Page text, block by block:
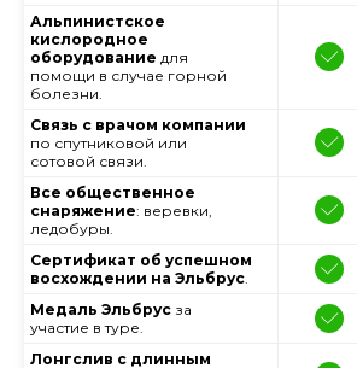
Альпинистское
кислородное
оборудование для
помощи в случае горной
болезни.
Связь с врачом компании
по спутниковой или
сотовой связи.
Все общественное
снаряжение: веревки,
ледобуры.
Сертификат об успешном
восхождении на Эльбрус.
Медаль Эльбрус за
участие в туре.
Лонгслив с длинным